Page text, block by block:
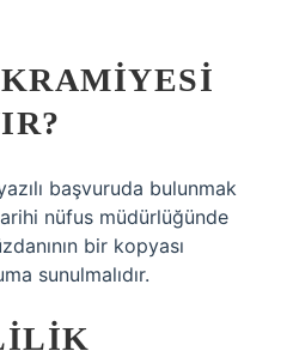
başvuruda bulunmak
nüfus müdürlüğünde
bir kopyası
sunulmalıdır.